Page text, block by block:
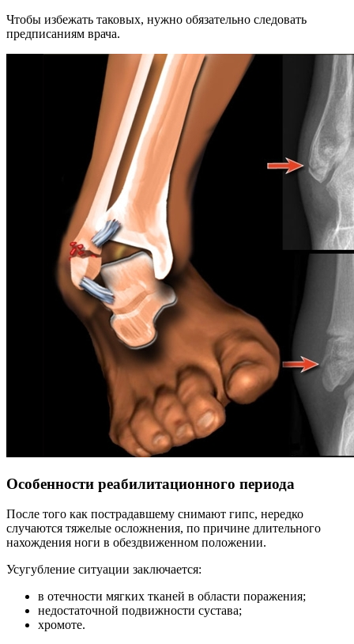
Чтобы избежать таковых, нужно обязательно следовать
предписаниям врача.
Особенности реабилитационного периода
После того как пострадавшему снимают гипс, нередко
случаются тяжелые осложнения, по причине длительного
нахождения ноги в обездвиженном положении.
Усугубление ситуации заключается:
в отечности мягких тканей в области поражения;
недостаточной подвижности сустава;
хромоте.